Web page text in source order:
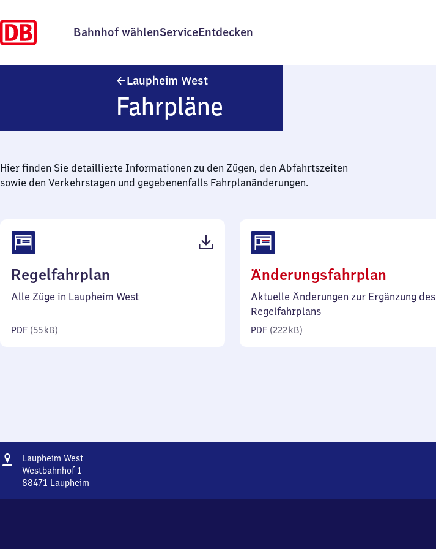
Bahnhof wählenServiceEntdecken
Laupheim West
Fahrpläne
Hier finden Sie detaillierte Informationen zu den Zügen, den Abfahrtszeiten
sowie den Verkehrstagen und gegebenenfalls Fahrplanänderungen.
Regelfahrplan
55
Alle Züge in Laupheim West
PDF (55 kB)
Änderungsfahrplan
222
Aktuelle Änderungen zur Ergänzung des
Regelfahrplans
PDF (222 kB)
Adresse
Laupheim West
Westbahnhof 1
88471 Laupheim